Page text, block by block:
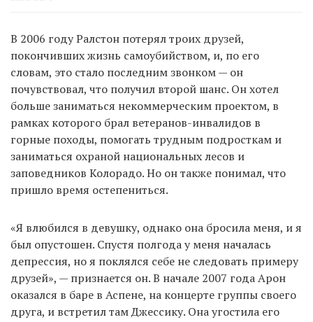
В 2006 году Ралстон потерял троих друзей,
покончивших жизнь самоубийством, и, по его
словам, это стало последним звонком — он
почувствовал, что получил второй шанс. Он хотел
больше заниматься некоммерческим проектом, в
рамках которого брал ветеранов-инвалидов в
горные походы, помогать трудным подросткам и
заниматься охраной национальных лесов и
заповедников Колорадо. Но он также понимал, что
пришло время остепениться.
«Я влюбился в девушку, однако она бросила меня, и я
был опустошен. Спустя полгода у меня началась
депрессия, но я поклялся себе не следовать примеру
друзей», — признается он. В начале 2007 года Арон
оказался в баре в Аспене, на концерте группы своего
друга, и встретил там Джессику. Она угостила его